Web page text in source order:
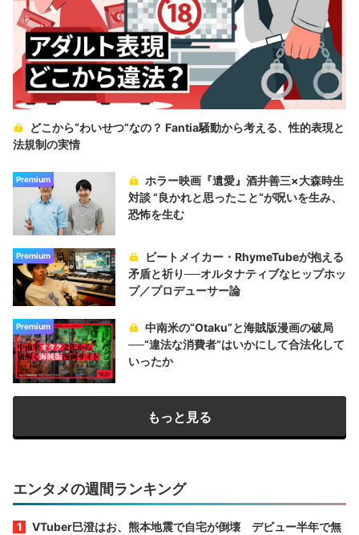
どこから“わいせつ”なの？ Fantia騒動から考える、性的表現と
法規制の実情
Premium
ホラー映画『遺愛』酒井善三×大森時生
対談 “良かれと思ったこと“が呪いを生み、
恐怖を生む
Premium
ビートメイカー・RhymeTubeが抱える
矛盾と祈り──オルタナティブなヒップホッ
プ／プロデューサー論
Premium
中南米の“Otaku”と海賊版漫画の破局
──“違法な消費者”はいかにして合法化して
いったか
もっと見る
エンタメの週間ランキング
VTuber巳澄はお、熊本地震で自宅が倒壊 デビュー半年で無